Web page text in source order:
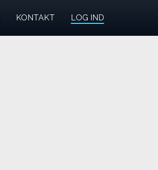
KONTAKT LOG IND